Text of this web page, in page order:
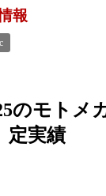
報
のモトメ
定実績